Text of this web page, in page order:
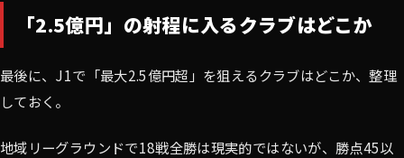
「2.5億円」の射程に入るクラブはどこか
最後に、J1で「最大2.5億円超」を狙えるクラブはどこか、整理
しておく。
地域リーグラウンドで18戦全勝は現実的ではないが、勝点45以